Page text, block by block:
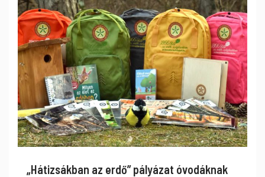
„Hátizsákban az erdő” pályázat óvodáknak